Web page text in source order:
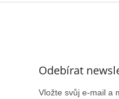
Odebírat
Vložte svůj e-mail a